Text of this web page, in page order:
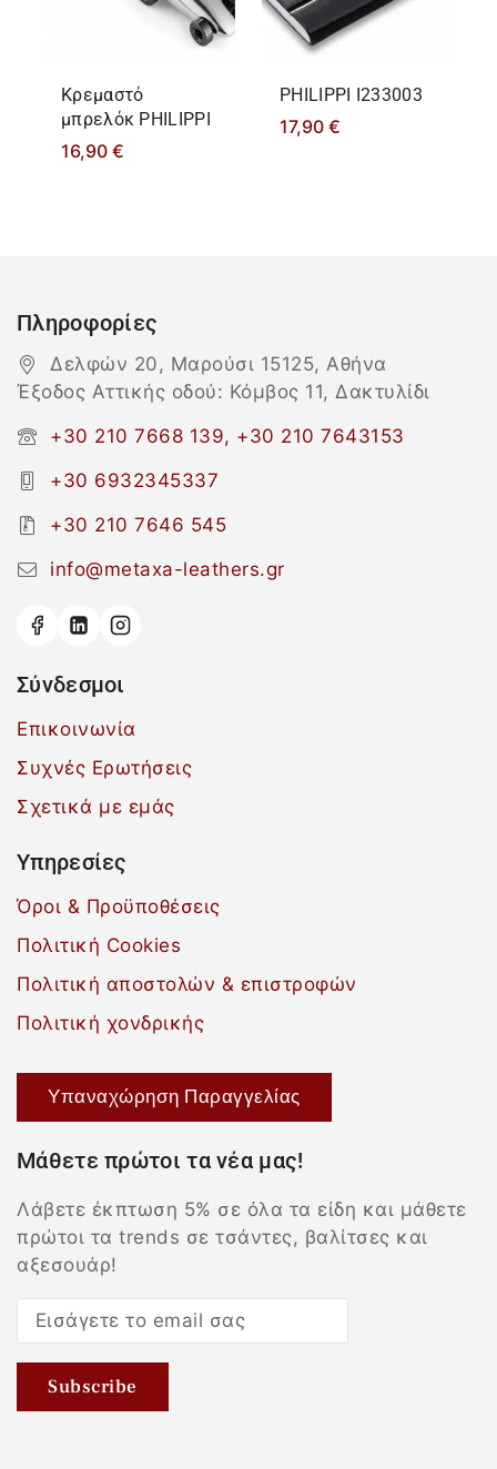
Κρεμαστό
μπρελόκ PHILIPPΙ
16,90 €
PHILIPPΙ I233003
17,90 €
Πληροφορίες
Δελφών 20, Μαρούσι 15125, Αθήνα
Έξοδος Αττικής οδού: Κόμβος 11, Δακτυλίδι
+30 210 7668 139, +30 210 7643153
+30 6932345337
+30 210 7646 545
info@metaxa-leathers.gr
Σύνδεσμοι
Επικοινωνία
Συχνές Ερωτήσεις
Σχετικά με εμάς
Υπηρεσίες
Όροι & Προϋποθέσεις
Πολιτική Cookies
Πολιτική αποστολών & επιστροφών
Πολιτική χονδρικής
Υπαναχώρηση Παραγγελίας
Μάθετε πρώτοι τα νέα μας!
Λάβετε έκπτωση 5% σε όλα τα είδη και μάθετε
πρώτοι τα trends σε τσάντες, βαλίτσες και
αξεσουάρ!